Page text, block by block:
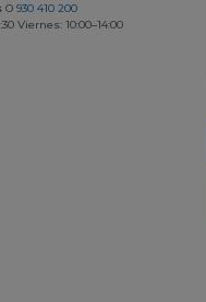
O 930 410 200
Viernes: 10:00–14:00